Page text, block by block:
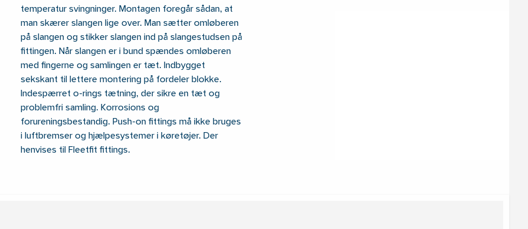
temperatur svingninger. Montagen foregår sådan, at
man skærer slangen lige over. Man sætter omløberen
på slangen og stikker slangen ind på slangestudsen på
fittingen. Når slangen er i bund spændes omløberen
med fingerne og samlingen er tæt. Indbygget
sekskant til lettere montering på fordeler blokke.
Indespærret o-rings tætning, der sikre en tæt og
problemfri samling. Korrosions og
forureningsbestandig. Push-on fittings må ikke bruges
i luftbremser og hjælpesystemer i køretøjer. Der
henvises til Fleetfit fittings.